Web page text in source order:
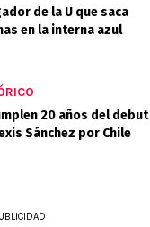
de la U que saca
en la interna azul
20 años del debut
Sánchez por Chile